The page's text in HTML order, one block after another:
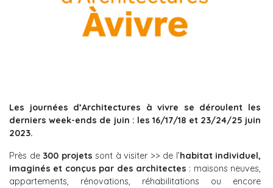
Les journées d’Architectures à vivre se déroulent les
derniers week-ends de juin : les 16/17/18 et 23/24/25 juin
2023.
Près de300 projets sont à visiter >> de l’habitat individuel,
imaginés et conçus par des architectes : maisons neuves,
appartements, rénovations, réhabilitations ou encore